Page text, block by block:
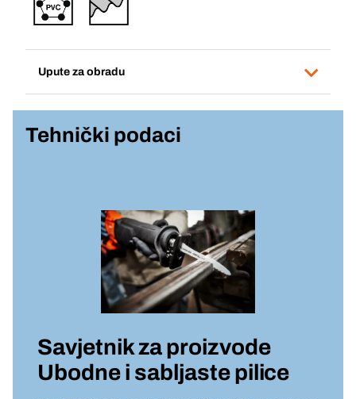
Upute za obradu
Tehnički podaci
Savjetnik za proizvode
Ubodne i sabljaste pilice